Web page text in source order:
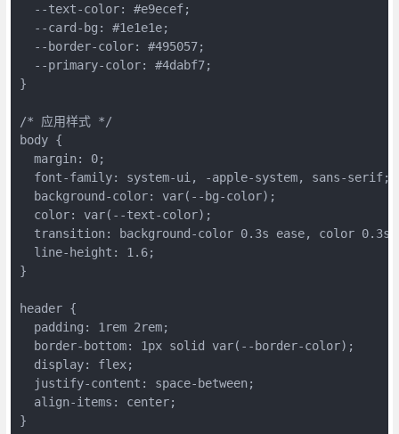
  --text-color: #e9ecef;
  --card-bg: #1e1e1e;
  --border-color: #495057;
  --primary-color: #4dabf7;
}
/* 应用样式 */
body {
  margin: 0;
  font-family: system-ui, -apple-system, sans-serif;
  background-color: var(--bg-color);
  color: var(--text-color);
transition: background-color 0.3s ease, color 0.3s
  line-height: 1.6;
}
header {
  padding: 1rem 2rem;
  border-bottom: 1px solid var(--border-color);
  display: flex;
  justify-content: space-between;
  align-items: center;
}